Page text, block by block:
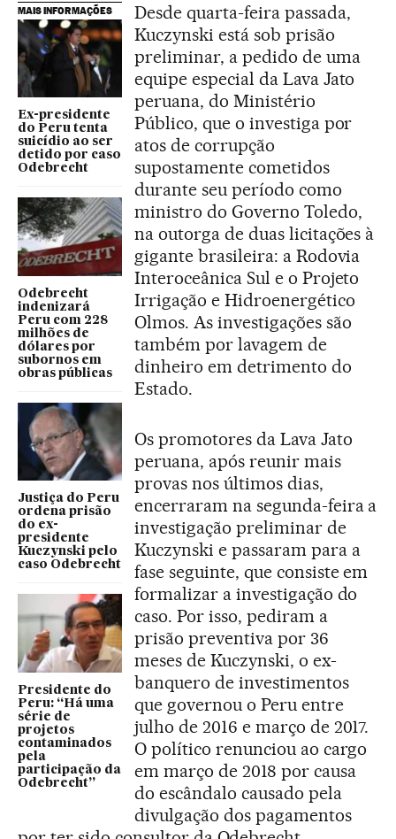
MAIS INFORMAÇÕES
Ex-presidente
do Peru tenta
suicídio ao ser
detido por caso
Odebrecht
Odebrecht
indenizará
Peru com 228
milhões de
dólares por
subornos em
obras públicas
Justiça do Peru
ordena prisão
do ex-
presidente
Kuczynski pelo
caso Odebrecht
Presidente do
Peru: “Há uma
série de
projetos
contaminados
pela
participação da
Odebrecht”
Desde quarta-feira passada,
Kuczynski está sob prisão
preliminar, a pedido de uma
equipe especial da Lava Jato
peruana, do Ministério
Público, que o investiga por
atos de corrupção
supostamente cometidos
durante seu período como
ministro do Governo Toledo,
na outorga de duas licitações à
gigante brasileira: a Rodovia
Interoceânica Sul e o Projeto
Irrigação e Hidroenergético
Olmos. As investigações são
também por lavagem de
dinheiro em detrimento do
Estado.
Os promotores da Lava Jato
peruana, após reunir mais
provas nos últimos dias,
encerraram na segunda-feira a
investigação preliminar de
Kuczynski e passaram para a
fase seguinte, que consiste em
formalizar a investigação do
caso. Por isso, pediram a
prisão preventiva por 36
meses de Kuczynski, o ex-
banquero de investimentos
que governou o Peru entre
julho de 2016 e março de 2017.
O político renunciou ao cargo
em março de 2018 por causa
do escândalo causado pela
divulgação dos pagamentos